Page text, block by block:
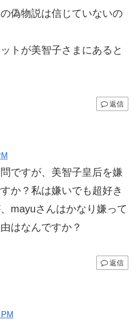
偽物説は信じていないの
トが美智子さまにあると
返信
ですが、美智子皇后を嫌
か？私は嫌いでも超好き
mayuさんはかなり嫌って
はなんですか？
返信